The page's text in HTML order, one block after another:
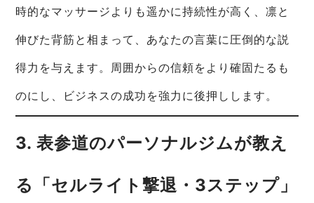
時的なマッサージよりも遥かに持続性が高く、凛と
伸びた背筋と相まって、あなたの言葉に圧倒的な説
得力を与えます。周囲からの信頼をより確固たるも
のにし、ビジネスの成功を強力に後押しします。
3. 表参道のパーソナルジムが教え
る「セルライト撃退・3ステップ」